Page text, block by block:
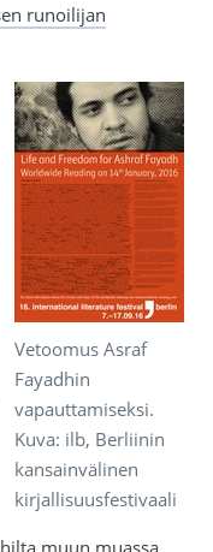
runoilijan
Vetoomus Asraf
Fayadhin
vapauttamiseksi.
Kuva: ilb, Berliinin
kansainvälinen
kirjallisuusfestivaali
muun muassa